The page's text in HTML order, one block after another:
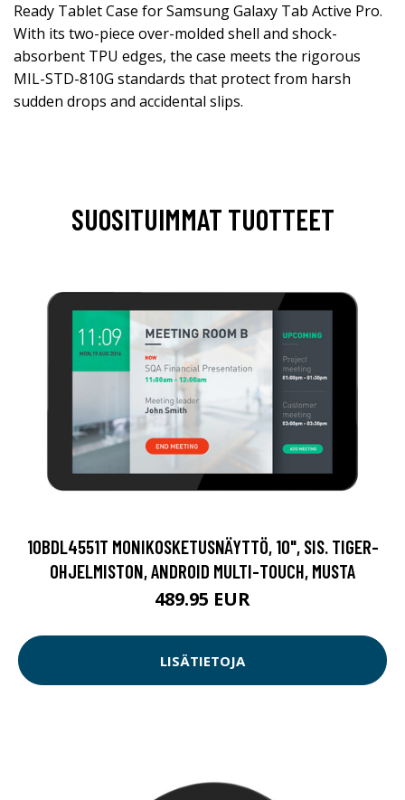
Ready Tablet Case for Samsung Galaxy Tab Active Pro.
With its two-piece over-molded shell and shock-
absorbent TPU edges, the case meets the rigorous
MIL-STD-810G standards that protect from harsh
sudden drops and accidental slips.
SUOSITUIMMAT TUOTTEET
10BDL4551T MONIKOSKETUSNÄYTTÖ, 10", SIS. TIGER-
OHJELMISTON, ANDROID MULTI-TOUCH, MUSTA
489.95 EUR
LISÄTIETOJA